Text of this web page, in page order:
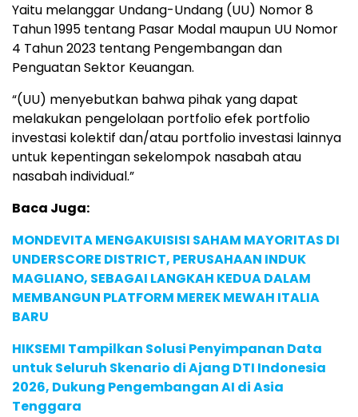
Yaitu melanggar Undang-Undang (UU) Nomor 8
Tahun 1995 tentang Pasar Modal maupun UU Nomor
4 Tahun 2023 tentang Pengembangan dan
Penguatan Sektor Keuangan.
“(UU) menyebutkan bahwa pihak yang dapat
melakukan pengelolaan portfolio efek portfolio
investasi kolektif dan/atau portfolio investasi lainnya
untuk kepentingan sekelompok nasabah atau
nasabah individual.”
Baca Juga:
MONDEVITA MENGAKUISISI SAHAM MAYORITAS DI
UNDERSCORE DISTRICT, PERUSAHAAN INDUK
MAGLIANO, SEBAGAI LANGKAH KEDUA DALAM
MEMBANGUN PLATFORM MEREK MEWAH ITALIA
BARU
HIKSEMI Tampilkan Solusi Penyimpanan Data
untuk Seluruh Skenario di Ajang DTI Indonesia
2026, Dukung Pengembangan AI di Asia
Tenggara